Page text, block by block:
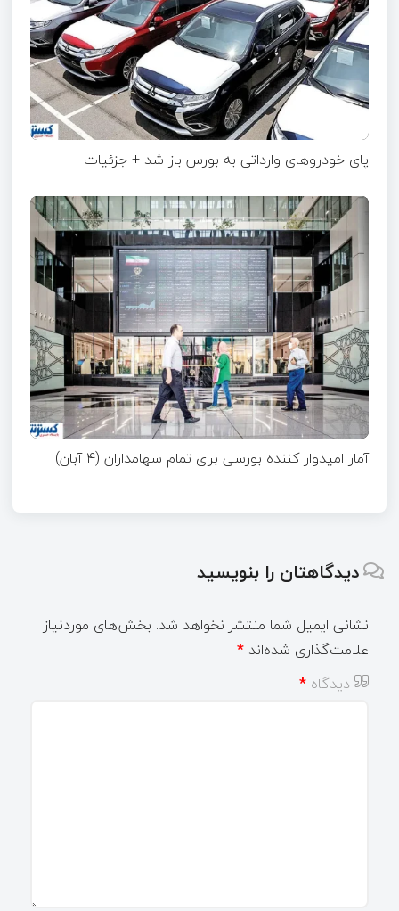
پای خودروهای وارداتی به بورس باز شد + جزئیات
آمار امیدوار کننده بورسی برای تمام سهامداران (۴ آبان)
دیدگاهتان را بنویسید
نشانی ایمیل شما منتشر نخواهد شد. بخش‌های موردنیاز
علامت‌گذاری شده‌اند *
دیدگاه *